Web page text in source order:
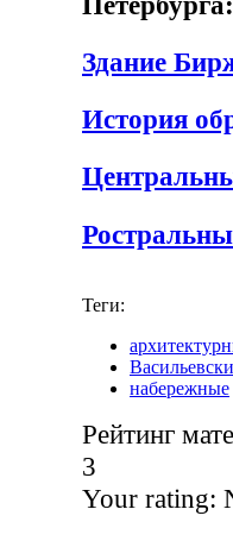
Здание
История
Теги:
набережные
Рейтинг
3
Your rating: